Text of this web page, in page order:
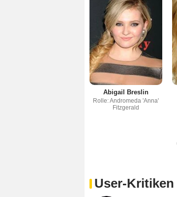
Abigail Breslin
Rolle: Andromeda 'Anna'
Fitzgerald
User-Kritiken